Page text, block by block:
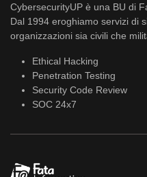
CybersecurityUP è una BU di
Dal 1994 eroghiamo servizi di
organizzazioni sia civili che
Ethical Hacking
Penetration Testing
Security Code Review
SOC 24x7